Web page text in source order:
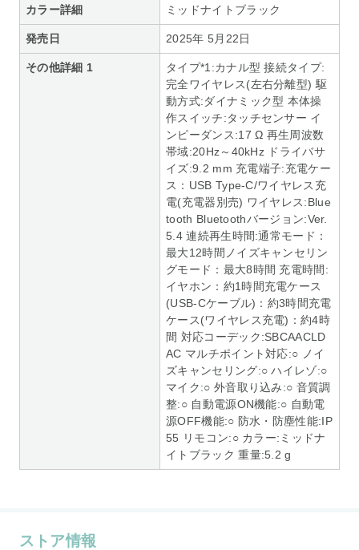
カラー詳細 ミッドナイトブラック
発売日 2025年 5月22日
その他詳細 1
タイプ*1:カナル型 接続タイプ:
完全ワイヤレス(左右分離型) 駆
動方式:ダイナミック型 本体操
作スイッチ:タッチセンサー イ
ンピーダンス:17 Ω 再生周波数
帯域:20Hz～40kHz ドライバサ
イズ:9.2 mm 充電端子:充電ケー
ス：USB Type-C/ワイヤレス充
電(充電器別売) ワイヤレス:Blue
tooth Bluetoothバージョン:Ver.
5.4 連続再生時間:通常モード：
最大12時間ノイズキャンセリン
グモード：最大8時間 充電時間:
イヤホン：約1時間充電ケース
(USB-Cケーブル)：約3時間充電
ケース(ワイヤレス充電)：約4時
間 対応コーデック:SBCAACLD
AC マルチポイント対応:○ ノイ
ズキャンセリング:○ ハイレゾ:○
マイク:○ 外音取り込み:○ 音質調
整:○ 自動電源ON機能:○ 自動電
源OFF機能:○ 防水・防塵性能:IP
55 リモコン:○ カラー:ミッドナ
イトブラック 重量:5.2 g
ストア情報